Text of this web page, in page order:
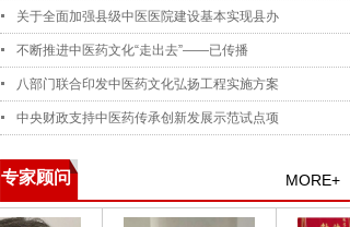
关于全面加强县级中医医院建设基本实现县办
不断推进中医药文化“走出去”——已传播
八部门联合印发中医药文化弘扬工程实施方案
中央财政支持中医药传承创新发展示范试点项
专家顾问 MORE+